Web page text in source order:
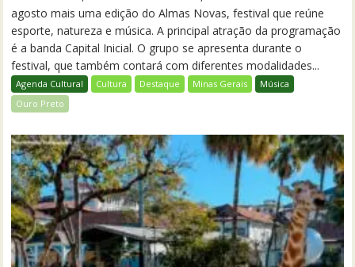
agosto mais uma edição do Almas Novas, festival que reúne
esporte, natureza e música. A principal atração da programação
é a banda Capital Inicial. O grupo se apresenta durante o
festival, que também contará com diferentes modalidades...
Agenda Cultural Cultura Destaque Minas Gerais
Música
Ouro Preto